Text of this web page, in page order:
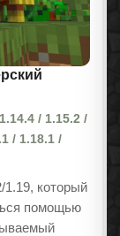
/ 1.15.2 /
/ 1.18.1 /
1.19, который
помощью